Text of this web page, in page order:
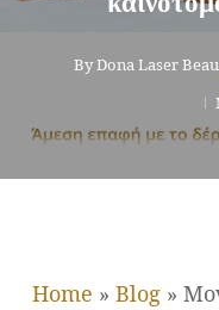
ByDona Laser
Home » Blog»